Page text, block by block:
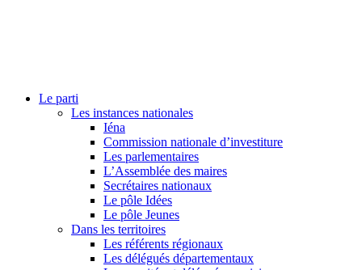
Le parti
Les instances nationales
Iéna
Commission nationale d’investiture
Les parlementaires
L’Assemblée des maires
Secrétaires nationaux
Le pôle Idées
Le pôle Jeunes
Dans les territoires
Les référents régionaux
Les délégués départementaux